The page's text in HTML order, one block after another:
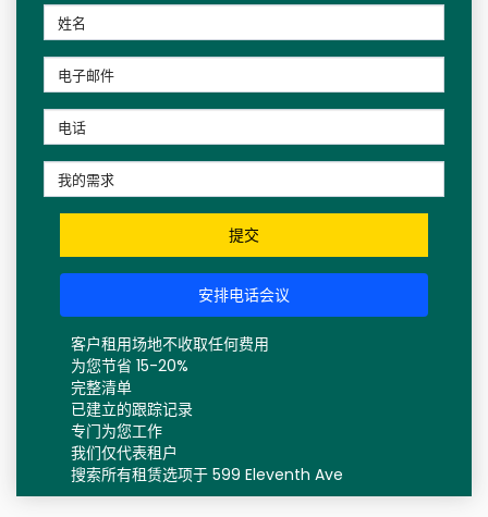
提交
安排电话会议
客户租用场地不收取任何费用
为您节省 15-20%
完整清单
已建立的跟踪记录
专门为您工作
我们仅代表租户
搜索所有租赁选项于 599 Eleventh Ave